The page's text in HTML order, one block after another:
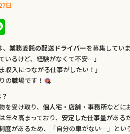
日
n
e業務委託の配送ドライバーを募集してい
いるけど、経験がなくて不安…」
収入につながる仕事がしたい！」
の職場です！
を受け取り、 個人宅・店舗・事務所などに
々高まっており、 安定した仕事量がある
度があるため、「自分の車がない…」とい